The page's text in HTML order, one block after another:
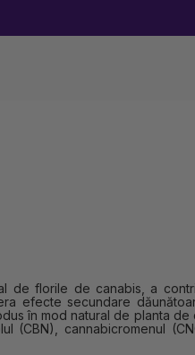
de florile de canabis, a
efecte secundare
în mod natural de planta
(CBN), cannabicromenul